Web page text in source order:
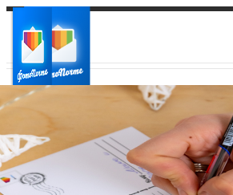
Ваш город:
Ваш регион доставки